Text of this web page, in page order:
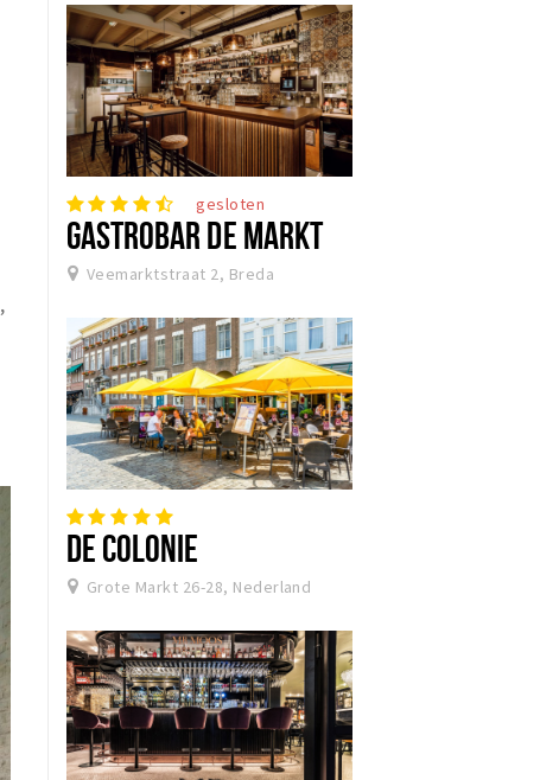
,
gesloten
GASTROBAR DE MARKT
Veemarktstraat 2, Breda
DE COLONIE
Grote Markt 26-28, Nederland